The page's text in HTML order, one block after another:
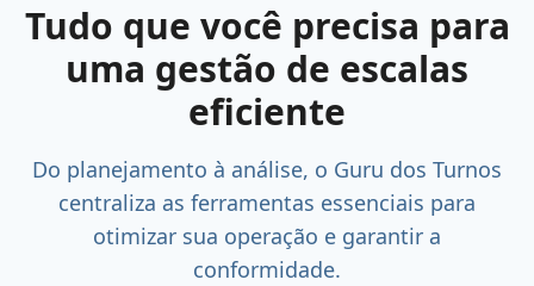
Tudo que você precisa para
uma gestão de escalas
eficiente
Do planejamento à análise, o Guru dos Turnos
centraliza as ferramentas essenciais para
otimizar sua operação e garantir a
conformidade.